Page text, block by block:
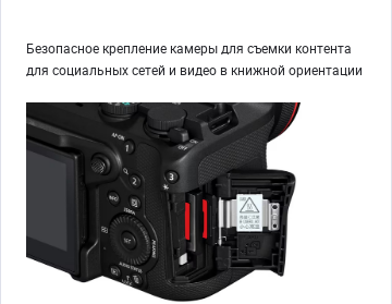
Безопасное крепление камеры для съемки контента
для социальных сетей и видео в книжной ориентации